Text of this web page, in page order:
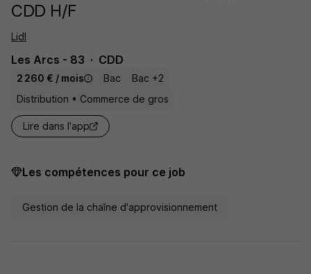
CDD H/F
Lidl
Les Arcs - 83 CDD
2 260 € / mois Bac
Bac +2
Distribution • Commerce de gros
Lire dans l'app
Les compétences pour ce job
Gestion de la chaîne d'approvisionnement